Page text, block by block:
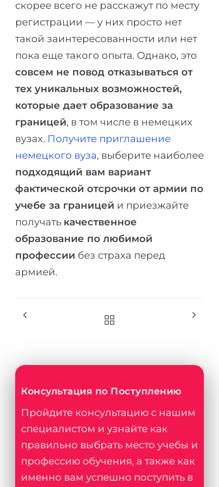
скорее всего не расскажут по месту
регистрации — у них просто нет
такой заинтересованности или нет
пока еще такого опыта. Однако, это
совсем не повод отказываться от
тех уникальных возможностей,
которые дает образование за
границей, в том числе в немецких
вузах. Получите приглашение
немецкого вуза, выберите наиболее
подходящий вам вариант
фактической отсрочки от армии по
учебе за границей и приезжайте
получать качественное
образование по любимой
профессии без страха перед
армией.
Консультация по Поступлению
Пройдите консультацию с нашим
специалистом и узнайте как
правильно выбрать место учебы и
профессию обучения, а также как
именно вам успешно поступить в